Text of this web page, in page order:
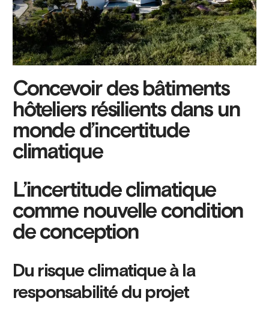
Concevoir des bâtiments
hôteliers résilients dans un
monde d’incertitude
climatique
L’incertitude climatique
comme nouvelle condition
de conception
Du risque climatique à la
responsabilité du projet